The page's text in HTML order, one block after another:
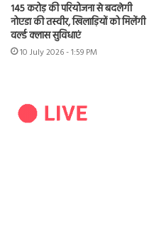
145 करोड़ की परियोजना से बदलेगी
नोएडा की तस्वीर, खिलाड़ियों को मिलेंगी
वर्ल्ड क्लास सुविधाएं
10 July 2026 - 1:59 PM